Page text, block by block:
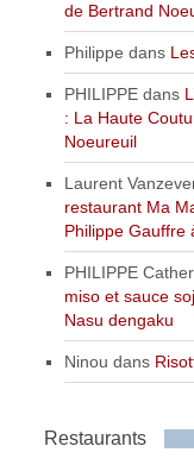
de Bertrand
Philippe dans
PHILIPPE dans
: La Haute
Noeureuil
Laurent
restaurant Ma
Philippe Gauffre
PHILIPPE
miso et sauce
Nasu dengaku
Ninou dans
Restaurants